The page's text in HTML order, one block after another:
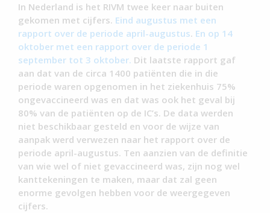
In Nederland is het RIVM twee keer naar buiten
gekomen met cijfers. Eind augustus met een
rapport over de periode april-augustus. En op 14
oktober met een rapport over de periode 1
september tot 3 oktober. Dit laatste rapport gaf
aan dat van de circa 1400 patiënten die in die
periode waren opgenomen in het ziekenhuis 75%
ongevaccineerd was en dat was ook het geval bij
80% van de patiënten op de IC’s. De data werden
niet beschikbaar gesteld en voor de wijze van
aanpak werd verwezen naar het rapport over de
periode april-augustus. Ten aanzien van de definitie
van wie wel of niet gevaccineerd was, zijn nog wel
kanttekeningen te maken, maar dat zal geen
enorme gevolgen hebben voor de weergegeven
cijfers.